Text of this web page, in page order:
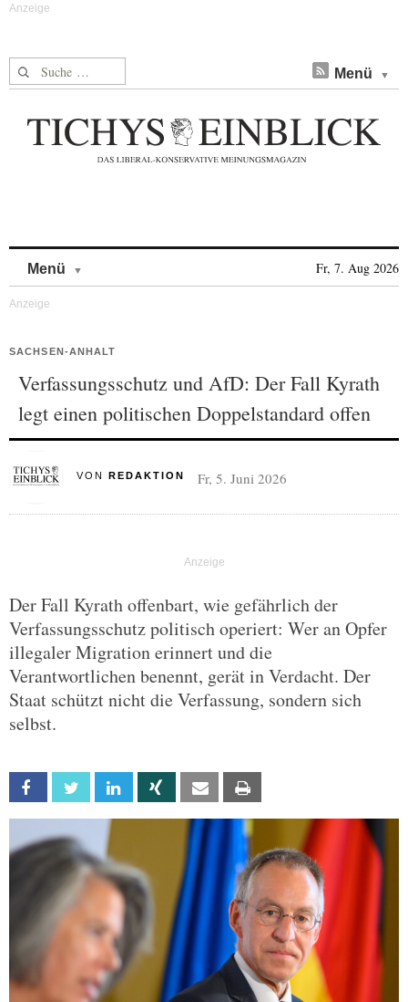
Suche nach: Menü
Menü Fr, 7. Aug 2026
SACHSEN-ANHALT
Verfassungsschutz und AfD: Der Fall Kyrath
legt einen politischen Doppelstandard offen
VON REDAKTION Fr, 5. Juni 2026
Der Fall Kyrath offenbart, wie gefährlich der
Verfassungsschutz politisch operiert: Wer an Opfer
illegaler Migration erinnert und die
Verantwortlichen benennt, gerät in Verdacht. Der
Staat schützt nicht die Verfassung, sondern sich
selbst.
Facebook Twitter Linkedin Xing Email